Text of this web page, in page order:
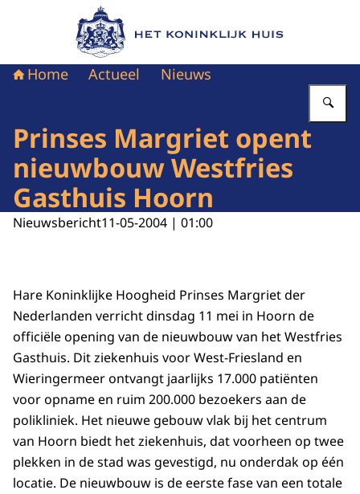
Naar de homepage van Het Koninklijk Huis
Home Actueel Nieuws
Prinses Margriet opent
nieuwbouw Westfries
Gasthuis Hoorn
Nieuwsbericht11-05-2004 | 01:00
Hare Koninklijke Hoogheid Prinses Margriet der
Nederlanden verricht dinsdag 11 mei in Hoorn de
officiële opening van de nieuwbouw van het Westfries
Gasthuis. Dit ziekenhuis voor West-Friesland en
Wieringermeer ontvangt jaarlijks 17.000 patiënten
voor opname en ruim 200.000 bezoekers aan de
polikliniek. Het nieuwe gebouw vlak bij het centrum
van Hoorn biedt het ziekenhuis, dat voorheen op twee
plekken in de stad was gevestigd, nu onderdak op één
locatie. De nieuwbouw is de eerste fase van een totale